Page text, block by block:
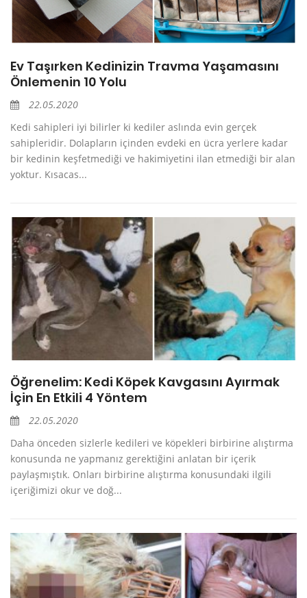
Ev Taşırken Kedinizin Travma Yaşamasını
Önlemenin 10 Yolu
22.05.2020
Kedi sahipleri iyi bilirler ki kediler aslında evin gerçek
sahipleridir. Dolapların içinden evdeki en ücra yerlere kadar
bir kedinin keşfetmediği ve hakimiyetini ilan etmediği bir alan
yoktur. Kısacas...
Öğrenelim: Kedi Köpek Kavgasını Ayırmak
İçin En Etkili 4 Yöntem
22.05.2020
Daha önceden sizlerle kedileri ve köpekleri birbirine alıştırma
konusunda ne yapmanız gerektiğini anlatan bir içerik
paylaşmıştık. Onları birbirine alıştırma konusundaki ilgili
içeriğimizi okur ve doğ...